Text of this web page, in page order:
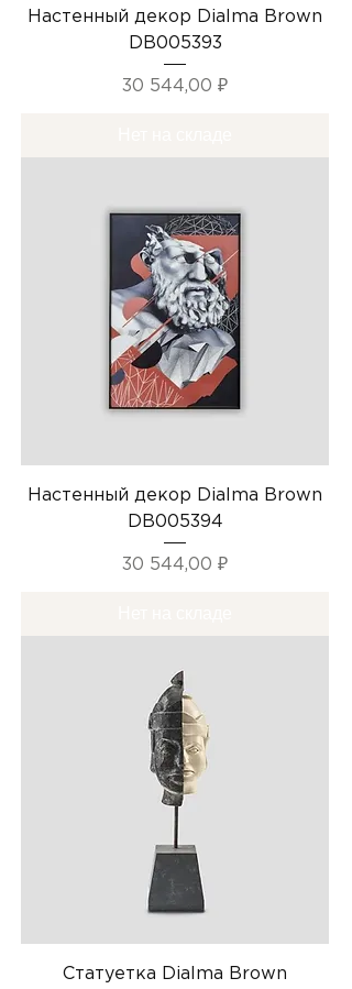
Настенный декор Dialma Brown
DB005393
Цена
30 544,00 ₽
Настенный декор Dialma Brown
DB005394
Цена
30 544,00 ₽
Статуетка Dialma Brown